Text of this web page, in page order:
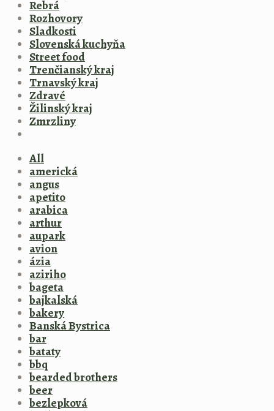
Rebrá
Rozhovory
Sladkosti
Slovenská kuchyňa
Street food
Trenčianský kraj
Trnavský kraj
Zdravé
Žilinský kraj
Zmrzliny
All
americká
angus
apetito
arabica
arthur
aupark
avion
ázia
aziriho
bageta
bajkalská
bakery
Banská Bystrica
bar
bataty
bbq
bearded brothers
beer
bezlepková